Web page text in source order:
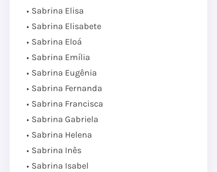
Sabrina Elisa
Sabrina Elisabete
Sabrina Eloá
Sabrina Emília
Sabrina Eugênia
Sabrina Fernanda
Sabrina Francisca
Sabrina Gabriela
Sabrina Helena
Sabrina Inês
Sabrina Isabel